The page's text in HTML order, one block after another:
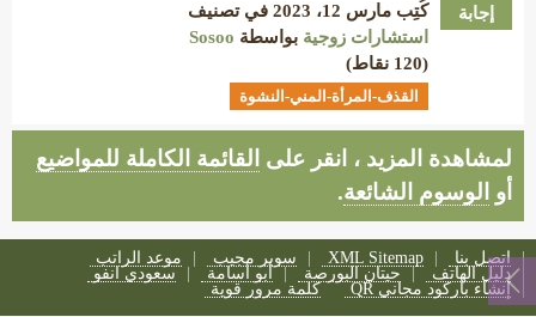
إجابة كُتِب مارس 12، 2023
في تصنيف
استشارات زوجية بواسطة Sosoo
(
120 نقاط)
القذف-المرأة-المني-النشوة
لمشاهدة المزيد ، انقر على القائمة الكاملة للمواضيع
أو الوسوم الشائعة.
اتصل بنا XML Sitemap سوبر مجيب
موعد الراتب
دليل الهاتف
حيتان البورصة أبو أسامة
سعودي انفو
إنشاء باركود مجاني QR
كلمة مرور قوية